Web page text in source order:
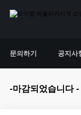
문의하기 공지사
-마감되었습니다